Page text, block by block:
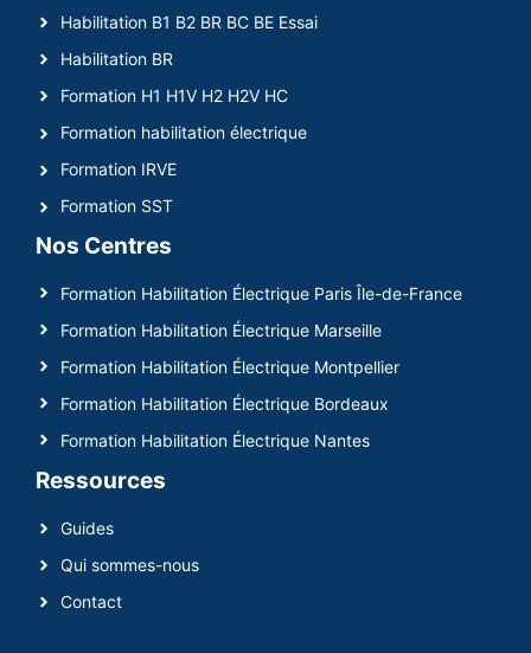
Habilitation B1 B2 BR BC BE Essai
Habilitation BR
Formation H1 H1V H2 H2V HC
Formation habilitation électrique
Formation IRVE
Formation SST
Nos Centres
Formation Habilitation Électrique Paris Île-de-France
Formation Habilitation Électrique Marseille
Formation Habilitation Électrique Montpellier
Formation Habilitation Électrique Bordeaux
Formation Habilitation Électrique Nantes
Ressources
Guides
Qui sommes-nous
Contact